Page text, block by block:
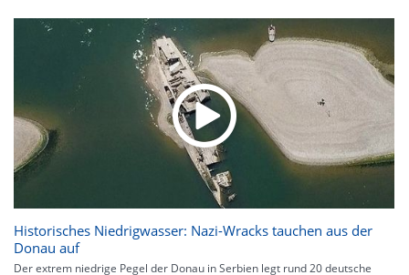
Historisches Niedrigwasser: Nazi-Wracks tauchen aus der
Donau auf
Der extrem niedrige Pegel der Donau in Serbien legt rund 20 deutsche